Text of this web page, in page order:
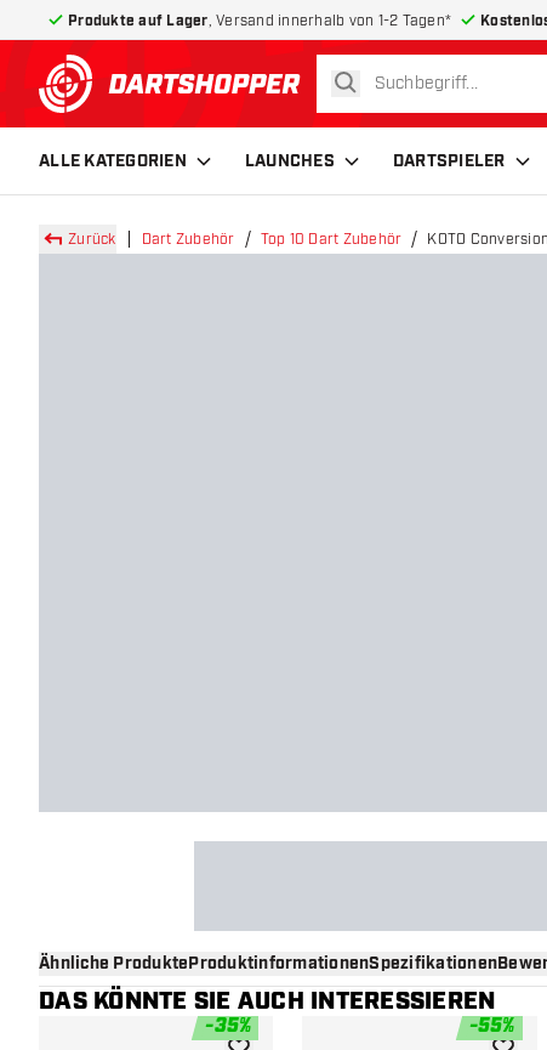
Produkte auf Lager , Versand innerhalb von 1-2 Tagen*
zurück zur Startseite
suchen
ALLE KATEGORIEN LAUNCHES DARTSPIELER
Zurück Dart Zubehör Top 10 Dart Zubehör KOTO
Ähnliche ProdukteProduktinformationenSpezifikationen
DAS KÖNNTE SIE AUCH INTERESSIEREN
-35% -55%